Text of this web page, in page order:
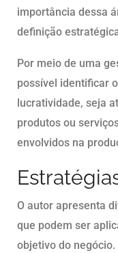
importância dessa
definição
Por meio de uma
possível identificar
lucratividade, seja
produtos ou
envolvidos na
O autor apresenta
que podem ser
objetivo do